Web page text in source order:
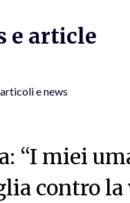
e article
e news
“I miei
contro la